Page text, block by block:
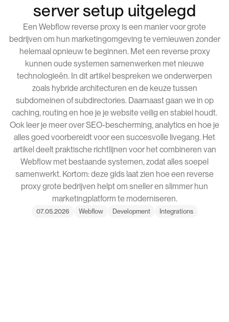
server setup uitgelegd
Een Webflow reverse proxy is een manier voor grote
bedrijven om hun marketingomgeving te vernieuwen zonder
helemaal opnieuw te beginnen. Met een reverse proxy
kunnen oude systemen samenwerken met nieuwe
technologieën. In dit artikel bespreken we onderwerpen
zoals hybride architecturen en de keuze tussen
subdomeinen of subdirectories. Daarnaast gaan we in op
caching, routing en hoe je je website veilig en stabiel houdt.
Ook leer je meer over SEO-bescherming, analytics en hoe je
alles goed voorbereidt voor een succesvolle livegang. Het
artikel deelt praktische richtlijnen voor het combineren van
Webflow met bestaande systemen, zodat alles soepel
samenwerkt. Kortom: deze gids laat zien hoe een reverse
proxy grote bedrijven helpt om sneller en slimmer hun
marketingplatform te moderniseren.
07.05.2026 Webflow Development Integrations